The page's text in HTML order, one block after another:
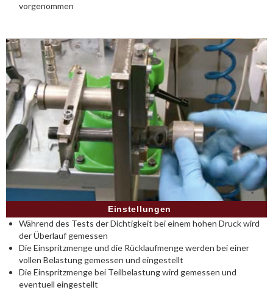
vorgenommen
Einstellungen
Während des Tests der Dichtigkeit bei einem hohen Druck wird
der Überlauf gemessen
Die Einspritzmenge und die Rücklaufmenge werden bei einer
vollen Belastung gemessen und eingestellt
Die Einspritzmenge bei Teilbelastung wird gemessen und
eventuell eingestellt